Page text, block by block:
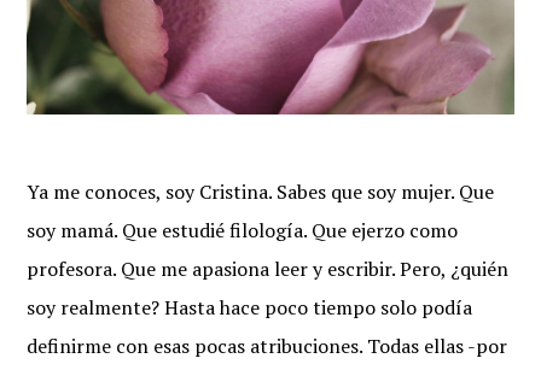
Ya me conoces, soy Cristina. Sabes que soy mujer. Que
soy mamá. Que estudié filología. Que ejerzo como
profesora. Que me apasiona leer y escribir. Pero, ¿quién
soy realmente? Hasta hace poco tiempo solo podía
definirme con esas pocas atribuciones. Todas ellas -por